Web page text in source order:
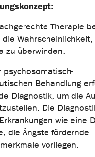
Therapie
Wahrscheinlichkeit,
zu überwinden.
psychosomatisch-
Behandlung
Diagnostik, um die
Die
wie eine
die Ängste fördernde
vorliegen.